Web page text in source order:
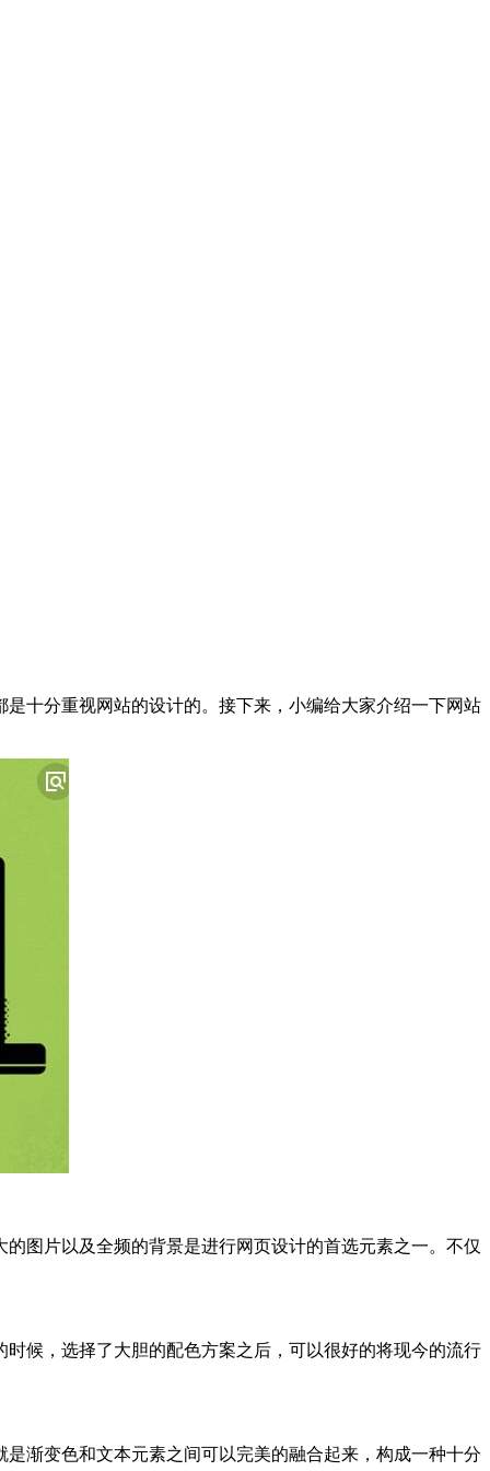
十分重视网站的设计的。接下来，小编给大家介绍一下网站
图片以及全频的背景是进行网页设计的首选元素之一。不仅
候，选择了大胆的配色方案之后，可以很好的将现今的流行
渐变色和文本元素之间可以完美的融合起来，构成一种十分